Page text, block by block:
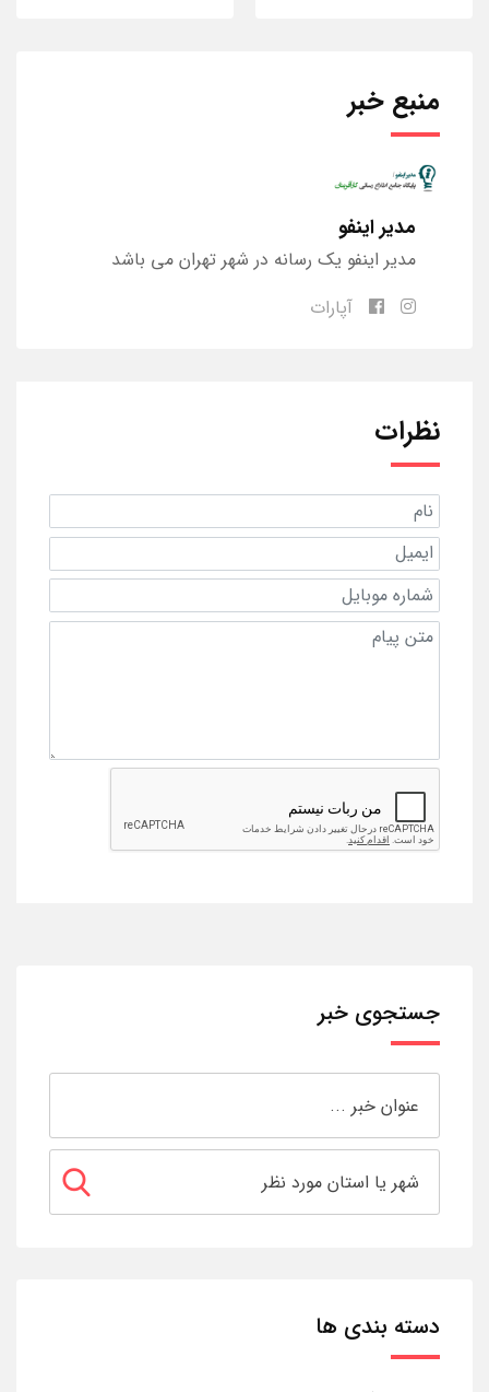
منبع خبر
مدیر اینفو
مدیر اینفو یک رسانه در شهر تهران می باشد
آپارات
نظرات
جستجوی خبر
دسته بندی ها